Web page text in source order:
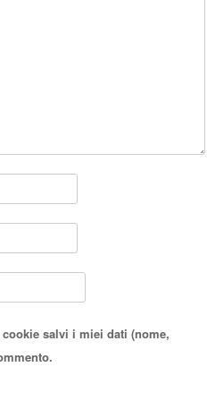
salvi i miei dati (nome,